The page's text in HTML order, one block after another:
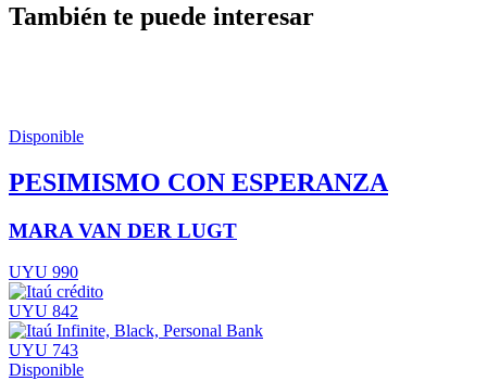
También te puede interesar
Disponible
PESIMISMO CON ESPERANZA
MARA VAN DER LUGT
UYU 990
UYU 842
UYU 743
Disponible